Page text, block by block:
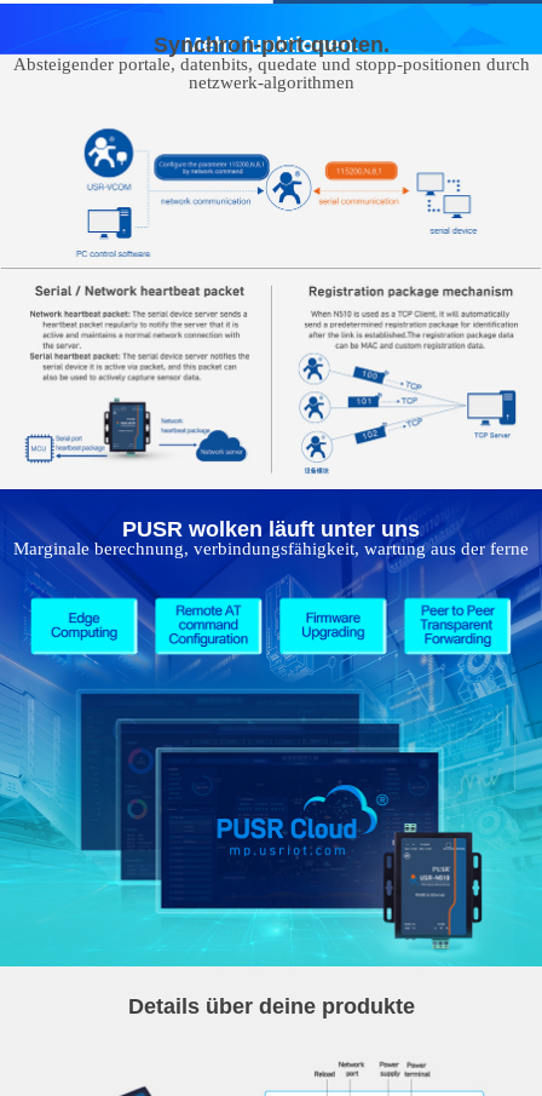
Mehr funktionen.
Synchron-port-quoten.
Absteigender portale, datenbits, quedate und stopp-positionen durch
netzwerk-algorithmen
PUSR wolken läuft unter uns
Marginale berechnung, verbindungsfähigkeit, wartung aus der ferne
Details über deine produkte